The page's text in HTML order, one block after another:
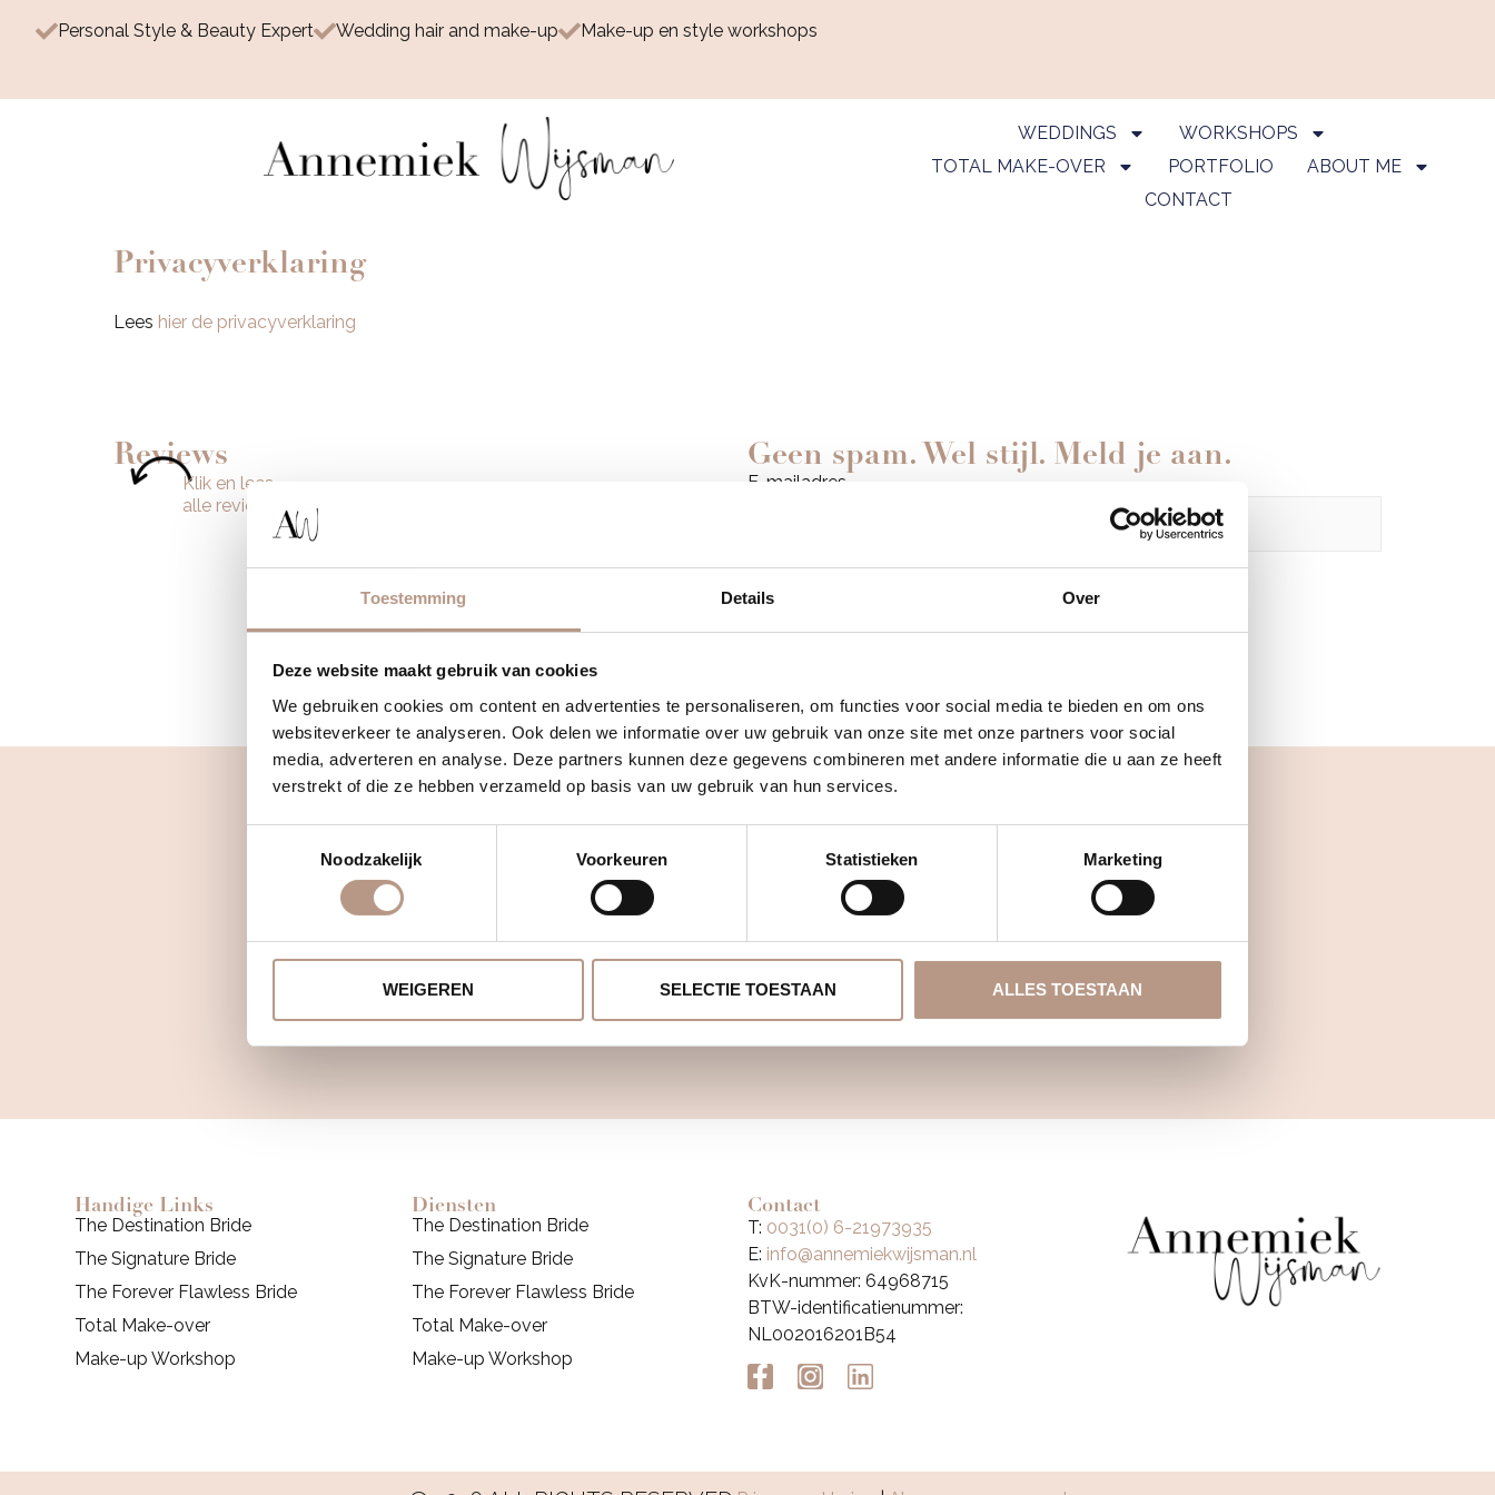
Toestemming Details Over
Deze website maakt gebruik van cookies
We gebruiken cookies om content en advertenties te personaliseren, om functies voor social media te bieden en om ons
websiteverkeer te analyseren. Ook delen we informatie over uw gebruik van onze site met onze partners voor social
media, adverteren en analyse. Deze partners kunnen deze gegevens combineren met andere informatie die u aan ze heeft
verstrekt of die ze hebben verzameld op basis van uw gebruik van hun services.
Noodzakelijk
Voorkeuren Statistieken Marketing
WEIGEREN SELECTIE TOESTAAN ALLES TOESTAAN
Personal Style & Beauty Expert Wedding hair and make-up Make-up en style workshops
WEDDINGS
WORKSHOPS
TOTAL MAKE-OVER
PORTFOLIO
ABOUT ME
CONTACT
Privacyverklaring
Lees hier de privacyverklaring
Reviews
Klik en lees
alle reviews!
Geen spam. Wel stijl. Meld je aan.
E-mailadres
VOLG MIJ OP INSTAGRAM
Handige Links
The Destination Bride
The Signature Bride
The Forever Flawless Bride
Total Make-over
Make-up Workshop
Diensten
The Destination Bride
The Signature Bride
The Forever Flawless Bride
Total Make-over
Make-up Workshop
Contact
T: 0031(0) 6-21973935
E: info@annemiekwijsman.nl
KvK-nummer: 64968715
BTW-identificatienummer:
NL002016201B54